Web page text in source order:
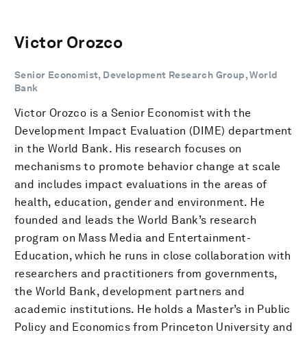
Victor Orozco
Senior Economist, Development Research Group, World
Bank
Victor Orozco is a Senior Economist with the
Development Impact Evaluation (DIME) department
in the World Bank. His research focuses on
mechanisms to promote behavior change at scale
and includes impact evaluations in the areas of
health, education, gender and environment. He
founded and leads the World Bank’s research
program on Mass Media and Entertainment-
Education, which he runs in close collaboration with
researchers and practitioners from governments,
the World Bank, development partners and
academic institutions. He holds a Master’s in Public
Policy and Economics from Princeton University and